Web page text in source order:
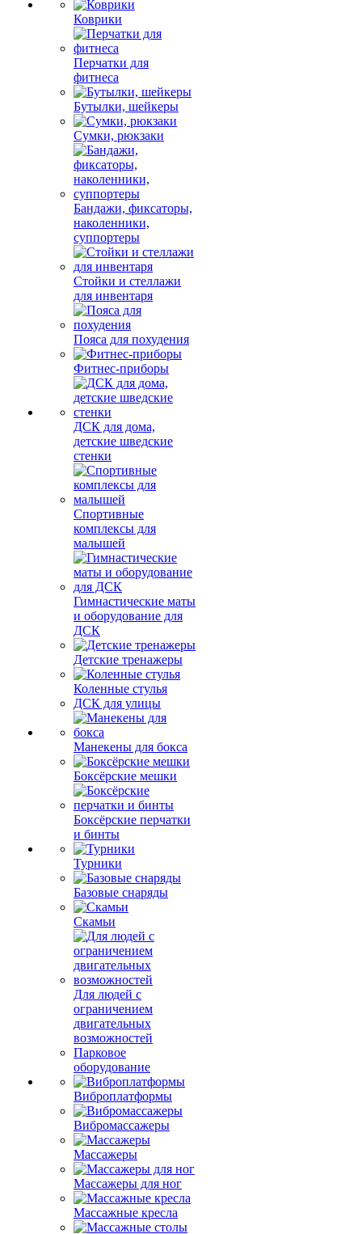
Коврики
Перчатки для
фитнеса
Бутылки, шейкеры
Сумки, рюкзаки
Бандажи, фиксаторы,
наколенники,
суппортеры
Стойки и стеллажи
для инвентаря
Пояса для похудения
Фитнес-приборы
ДСК для дома,
детские шведские
стенки
Спортивные
комплексы для
малышей
Гимнастические маты
и оборудование для
ДСК
Детские тренажеры
Коленные стулья
ДСК для улицы
Манекены для бокса
Боксёрские мешки
Боксёрские перчатки
и бинты
Турники
Базовые снаряды
Скамьи
Для людей с
ограничением
двигательных
возможностей
Парковое
оборудование
Виброплатформы
Вибромассажеры
Массажеры
Массажеры для ног
Массажные кресла